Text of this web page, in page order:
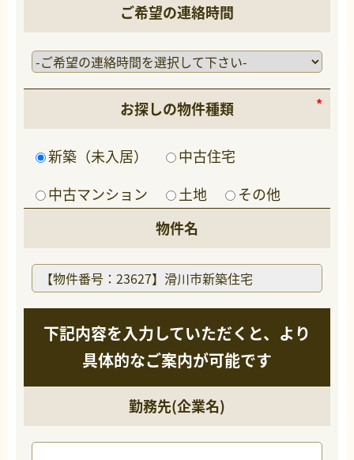
ご希望の連絡時間
お探しの物件種類
新築（未入居）
中古住宅
中古マンション
土地
その他
物件名
下記内容を入力していただくと、より
具体的なご案内が可能です
勤務先(企業名)